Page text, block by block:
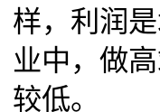
样，利润
业中，做
较低。